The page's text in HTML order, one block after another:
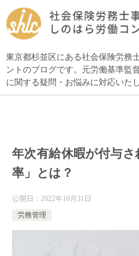
東京都杉並区にある社会保険労務
ントのブログです。元労働基準監
に関する疑問・お悩みに対応いたし
年次有給休暇が付与
率」とは？
公開日： 2022年10月31日
労務管理